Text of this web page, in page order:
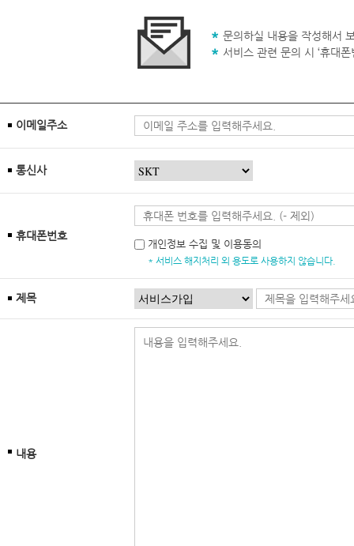
문의하실 내용을 작성해서
서비스 관련 문의 시 ‘휴대
이메일주소
통신사
휴대폰번호
개인정보 수집 및 이용동의
* 서비스 해지처리 외 용도로 사용하지 않습니다.
제목
내용